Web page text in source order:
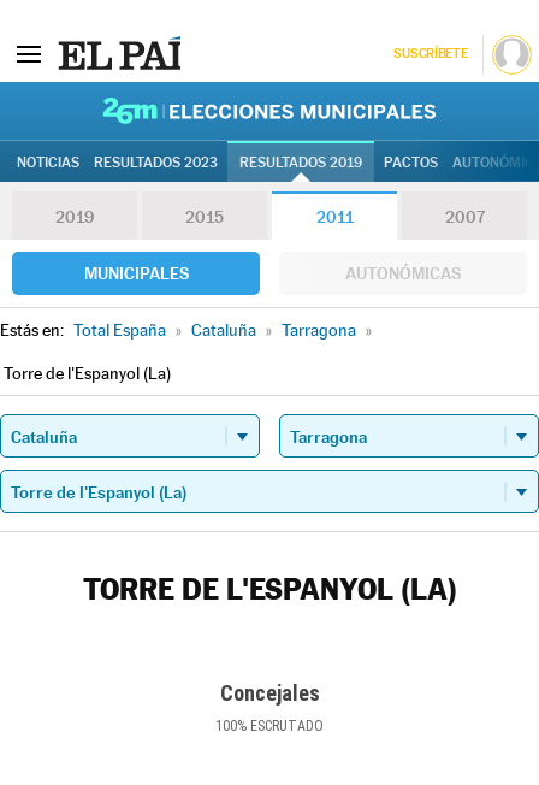
SUSCRÍBETE
NOTICIAS RESULTADOS 2023 RESULTADOS 2019 PACTOS
2019 2015 2011 2007
MUNICIPALES AUTONÓMICAS
Estás en: Total España » Cataluña » Tarragona »
Torre de l'Espanyol (La)
TORRE DE L'ESPANYOL (LA)
Concejales
100% ESCRUTADO